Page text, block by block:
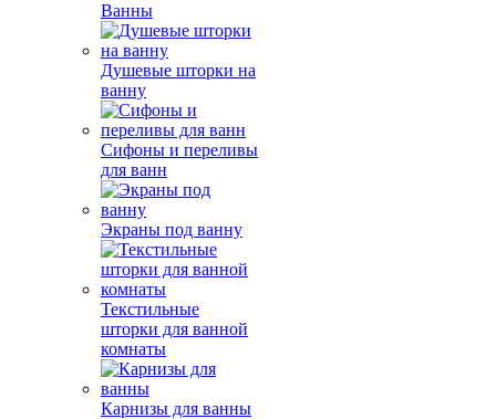
Ванны
Душевые шторки на
ванну
Сифоны и переливы
для ванн
Экраны под ванну
Текстильные
шторки для ванной
комнаты
Карнизы для ванны